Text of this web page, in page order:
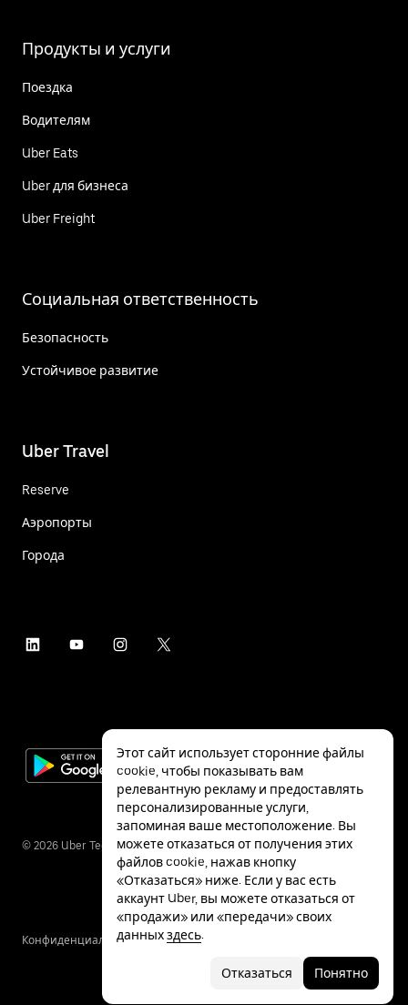
Продукты и услуги
Поездка
Водителям
Uber Eats
Uber для бизнеса
Uber Freight
Социальная ответственность
Безопасность
Устойчивое развитие
Uber Travel
Reserve
Аэропорты
Города
© 2026 Uber Technologies Inc.
КонфиденциальностьСпециальные
Этот сайт использует сторонние файлы
cookie, чтобы показывать вам
релевантную рекламу и предоставлять
персонализированные услуги,
запоминая ваше местоположение. Вы
можете отказаться от получения этих
файлов cookie, нажав кнопку
«Отказаться» ниже. Если у вас есть
аккаунт Uber, вы можете отказаться от
«продажи» или «передачи» своих
данныхздесь.
Отказаться Понятно